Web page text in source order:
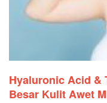
Hyaluronic Acid &
Besar Kulit Awet